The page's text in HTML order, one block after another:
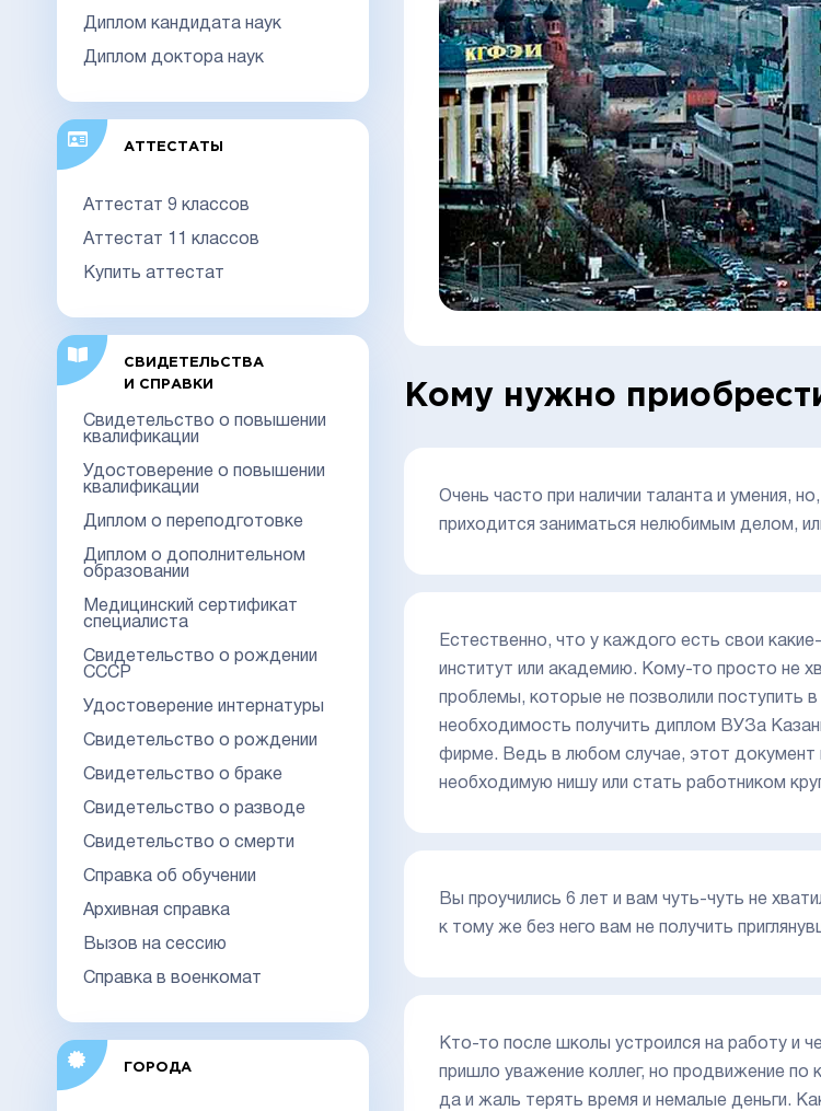
Диплом кандидата наук
Диплом доктора наук
АТТЕСТАТЫ
Аттестат 9 классов
Аттестат 11 классов
Купить аттестат
СВИДЕТЕЛЬСТВА
И СПРАВКИ
Свидетельство о повышении
квалификации
Удостоверение о повышении
квалификации
Диплом о переподготовке
Диплом о дополнительном
образовании
Медицинский сертификат
специалиста
Свидетельство о рождении
СССР
Удостоверение интернатуры
Свидетельство о рождении
Свидетельство о браке
Свидетельство о разводе
Свидетельство о смерти
Справка об обучении
Архивная справка
Вызов на сессию
Справка в военкомат
ГОРОДА
Кому нужно
Очень часто при наличии таланта и умения,
приходится заниматься нелюбимым делом,
Естественно, что у каждого есть свои
институт или академию. Кому-то просто не
проблемы, которые не позволили поступить
необходимость получить диплом ВУЗа
фирме. Ведь в любом случае, этот документ
необходимую нишу или стать работником
Вы проучились 6 лет и вам чуть-чуть не
к тому же без него вам не получить
Кто-то после школы устроился на работу и
пришло уважение коллег, но продвижение по
да и жаль терять время и немалые деньги.